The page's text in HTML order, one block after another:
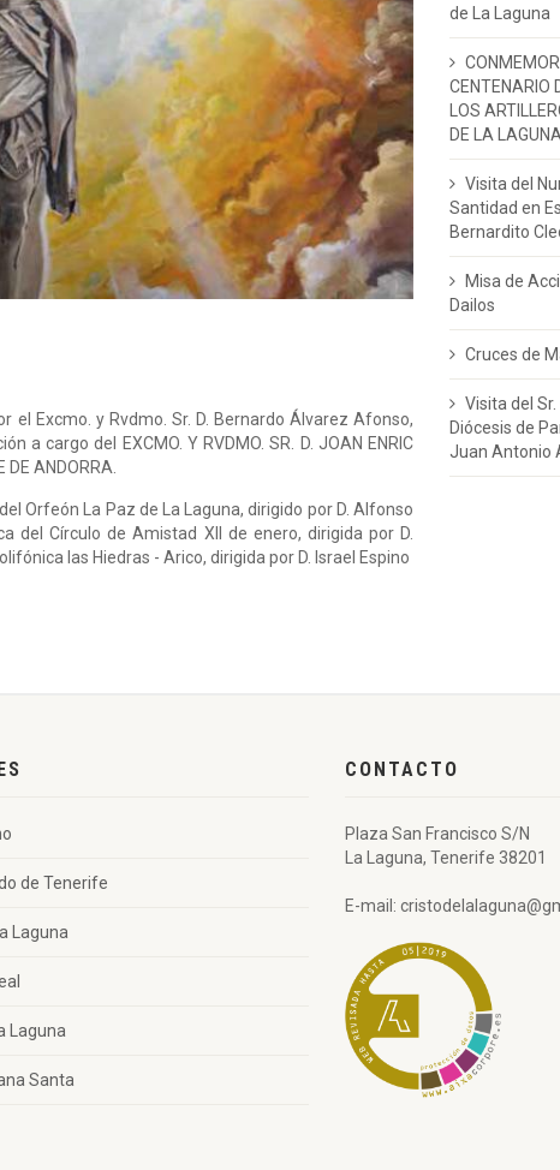
el Excmo. y Rvdmo. Sr. D. Bernardo Álvarez Afonso,
a cargo del EXCMO. Y RVDMO. SR. D. JOAN ENRIC
DE ANDORRA.
Orfeón La Paz de La Laguna, dirigido por D. Alfonso
del Círculo de Amistad XII de enero, dirigida por D.
las Hiedras - Arico, dirigida por D. Israel Espino
de La Laguna
CENTENARIO
LOS
DE LA LAGUNA
Visita del
Santidad en
Bernardito
Misa de
Dailos
Cruces de
Visita del
Diócesis de
Juan Antonio
de Tenerife
Laguna
Laguna
Santa
CONTACTO
Plaza San Francisco S/N
La Laguna, Tenerife 38201
E-mail: